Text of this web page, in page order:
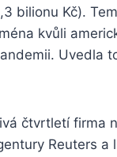
bilionu Kč).
kvůli
Uvedla
čtvrtletí firma
Reuters a